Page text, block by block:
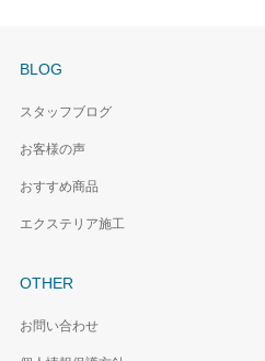
BLOG
スタッフブログ
お客様の声
おすすめ商品
エクステリア施工
OTHER
お問い合わせ